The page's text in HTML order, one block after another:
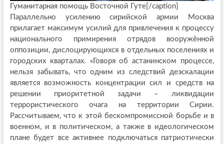
Гуманитарная помощь Восточной Гуте[/caption]
Параллельно усилению сирийской армии Москва
прилагает максимум усилий для привлечения к процессу
национального примирения отрядов вооружённой
оппозиции, дислоцирующихся в отдельных поселениях и
городских кварталах. «Говоря об астанинском процессе,
нельзя забывать, что одним из следствий деэскалации
является возможность концентрации сил и средств на
решении приоритетной задачи – ликвидации
террористического очага на территории Сирии.
Рассчитываем, что к этой бескомпромиссной борьбе и в
военном, и в политическом, а также в идеологическом
плане будет все активнее подключаться патриотически